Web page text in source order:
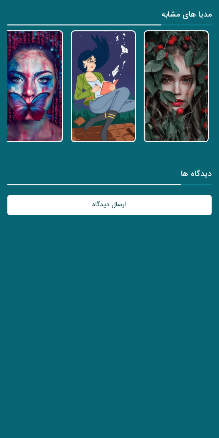
مدیا های مشابه
دیدگاه ها
ارسال دیدگاه